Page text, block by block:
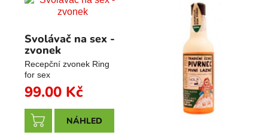
Svolávač na sex -
zvonek
Recepční zvonek Ring
for sex
99.00 Kč
NÁHLED